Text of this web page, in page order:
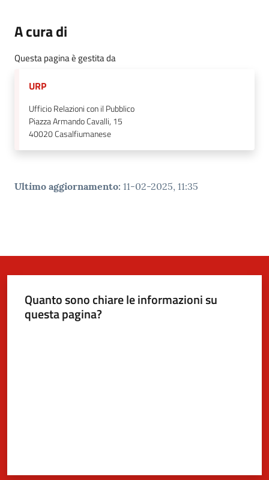
A cura di
Questa pagina è gestita da
URP
Ufficio Relazioni con il Pubblico
Piazza Armando Cavalli, 15
40020Casalfiumanese
Ultimo aggiornamento: 11-02-2025, 11:35
Quanto sono chiare le informazioni su
questa pagina?